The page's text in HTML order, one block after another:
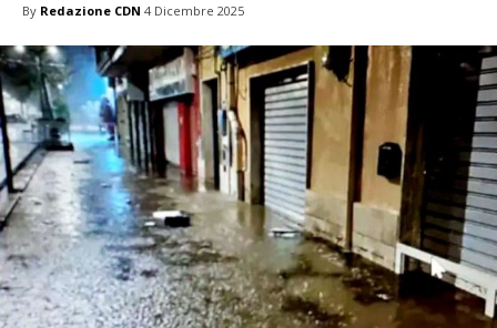
By Redazione CDN 4 Dicembre 2025